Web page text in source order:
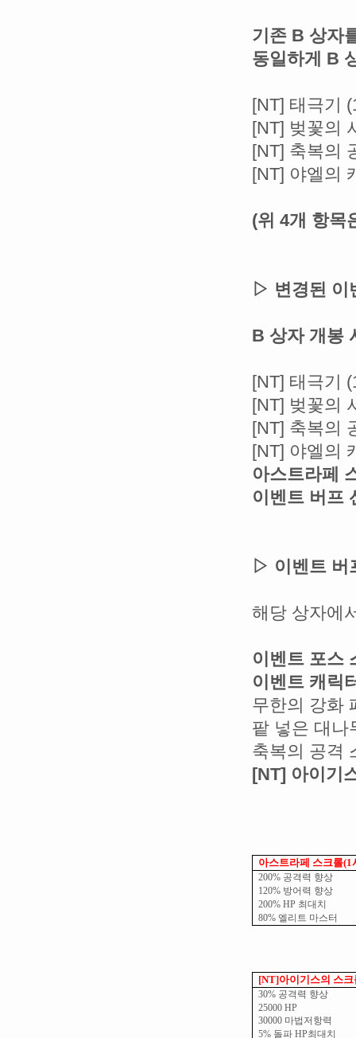
기존 B 상자
동일하게 B
[NT] 태극기
[NT] 벚꽃의
[NT] 축복의
[NT] 야엘
(위 4개 항목
▷ 변경된 이
B 상자 개봉
[NT] 태극기
[NT] 벚꽃의
[NT] 축복의
[NT] 야엘의
아스트라페
이벤트 버프
▷ 이벤트 버
해당 상자에
이벤트 포스
이벤트 캐릭
무한의 강화
팥 넣은 대나
축복의 공격
[NT] 아이기
아스트라페 스크롤(1
200% 공격력 향상
120% 방어력 향상
200% HP 최대치
80%엘리트 마스터
[NT]아이기스의 스크
30% 공격력 향상
25000 HP
30000 마법저항력
5% 돌파 HP최대치